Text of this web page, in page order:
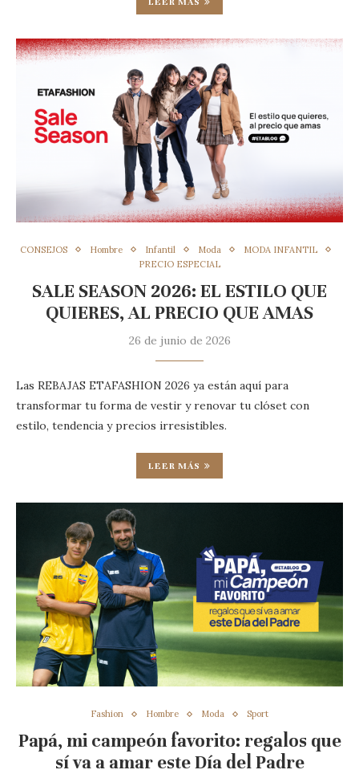
CONSEJOS Hombre Infantil Moda
MODA INFANTIL
PRECIO ESPECIAL
SALE SEASON 2026: EL ESTILO QUE
QUIERES, AL PRECIO QUE AMAS
26 de junio de 2026
Las REBAJAS ETAFASHION 2026 ya están aquí para
transformar tu forma de vestir y renovar tu clóset con
estilo, tendencia y precios irresistibles.
LEER MÁS
Fashion Hombre Moda Sport
Papá, mi campeón favorito: regalos que
sí va a amar este Día del Padre